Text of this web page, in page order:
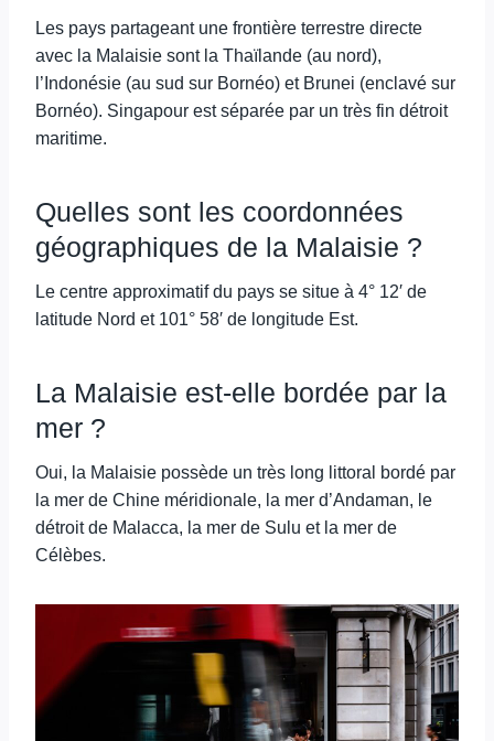
Les pays partageant une frontière terrestre directe
avec la Malaisie sont la Thaïlande (au nord),
l’Indonésie (au sud sur Bornéo) et Brunei (enclavé sur
Bornéo). Singapour est séparée par un très fin détroit
maritime.
Quelles sont les coordonnées
géographiques de la Malaisie ?
Le centre approximatif du pays se situe à 4° 12′ de
latitude Nord et 101° 58′ de longitude Est.
La Malaisie est-elle bordée par la
mer ?
Oui, la Malaisie possède un très long littoral bordé par
la mer de Chine méridionale, la mer d’Andaman, le
détroit de Malacca, la mer de Sulu et la mer de
Célèbes.